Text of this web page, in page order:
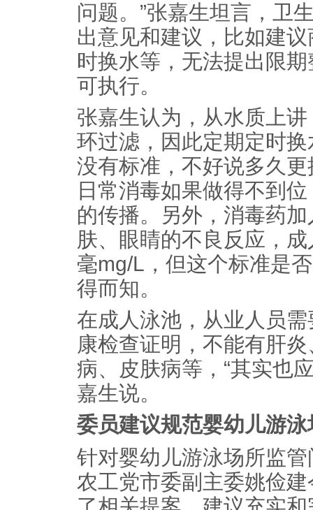
问题。”张嘉生坦言，卫
出意见和建议，比如建
时换水等，无法提出限
可执行。
张嘉生认为，从水质上
环过滤，因此定期定时
没有标准，不好说多久
日常消毒如果做得不到
的传播。另外，消毒药
肤、眼睛的不良反应，
毫mg/L，但这个标准是
得而知。
在成人泳池，从业人员
康检查证明，不能有肝
病、皮肤病等，“其实也
嘉生说。
委员建议规范婴幼儿游泳
针对婴幼儿游泳场所监
农工党市委副主委姚俭